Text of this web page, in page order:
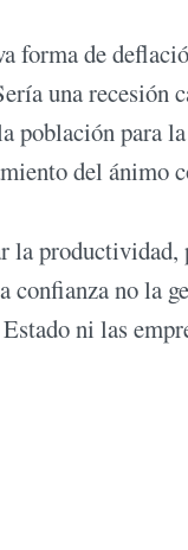
forma de
una recesión
población para
del ánimo
productividad,
no la
ni las